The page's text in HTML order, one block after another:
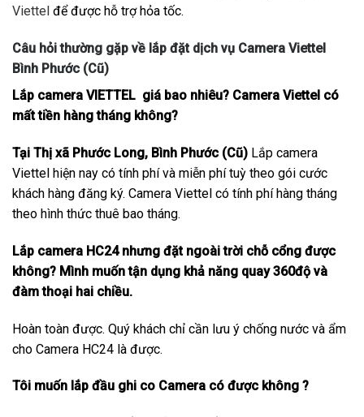
Viettel để được hỗ trợ hỏa tốc.
Câu hỏi thường gặp về lắp đặt dịch vụ Camera Viettel
Bình Phước (Cũ)
Lắp camera VIETTEL giá bao nhiêu? Camera Viettel có
mất tiền hàng tháng không?
Tại Thị xã Phước Long, Bình Phước (Cũ) Lắp camera
Viettel hiện nay có tính phí và miễn phí tuỳ theo gói cước
khách hàng đăng ký. Camera Viettel có tính phí hàng tháng
theo hình thức thuê bao tháng.
Lắp camera HC24 nhưng đặt ngoài trời chỗ cổng được
không? Mình muốn tận dụng khả năng quay 360độ và
đàm thoại hai chiều.
Hoàn toàn được. Quý khách chỉ cần lưu ý chống nước và ẩm
cho Camera HC24 là được.
Tôi muốn lắp đầu ghi co Camera có được không ?